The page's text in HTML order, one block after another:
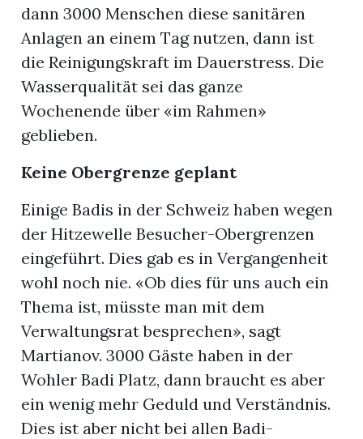
dann 3000 Menschen diese sanitären
Anlagen an einem Tag nutzen, dann ist
die Reinigungskraft im Dauerstress. Die
Wasserqualität sei das ganze
Wochenende über «im Rahmen»
geblieben.
Keine Obergrenze geplant
Einige Badis in der Schweiz haben wegen
der Hitzewelle Besucher-Obergrenzen
eingeführt. Dies gab es in Vergangenheit
wohl noch nie. «Ob dies für uns auch ein
Thema ist, müsste man mit dem
Verwaltungsrat besprechen», sagt
Martianov. 3000 Gäste haben in der
Wohler Badi Platz, dann braucht es aber
ein wenig mehr Geduld und Verständnis.
Dies ist aber nicht bei allen Badi-